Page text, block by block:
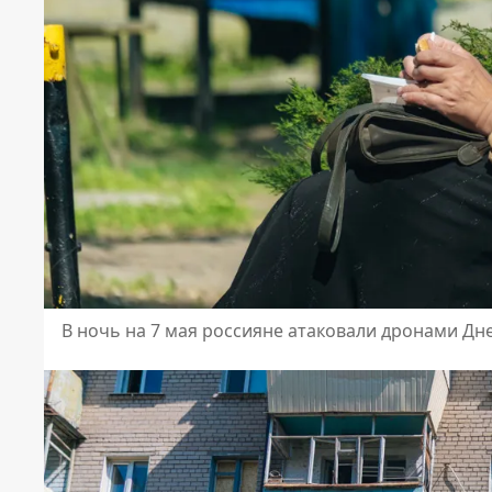
В ночь на 7 мая россияне атаковали дронами